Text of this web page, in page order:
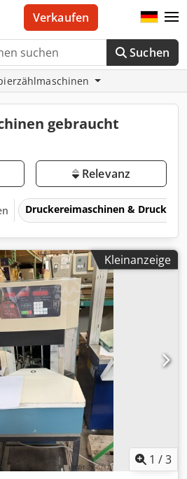
Suchen
Verkaufen
gebraucht
Relevanz
Druckereimaschinen &
Kleinanzeige
1 /3